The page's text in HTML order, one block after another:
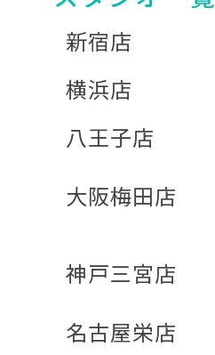
新宿店
横浜店
八王子店
大阪梅田店
神戸三宮店
名古屋栄店